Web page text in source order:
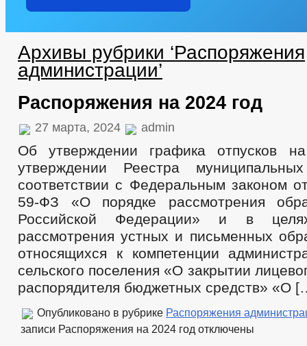
Архивы рубрики ‘Распоряжения
администрации’
Распоряжения на 2024 год
27 марта, 2024 admin
Об утверждении графика отпусков
утверждении Реестра
соответствии с Федеральным законом
59-ФЗ «О порядке рассмотрения
Российской Федерации» и в целях
рассмотрения устных и письменных
относящихся к компетенции
сельского поселения «О закрытии
распорядителя бюджетных средств» «О
Опубликовано в рубрике Распоряжения
записи Распоряжения на 2024 год отключены